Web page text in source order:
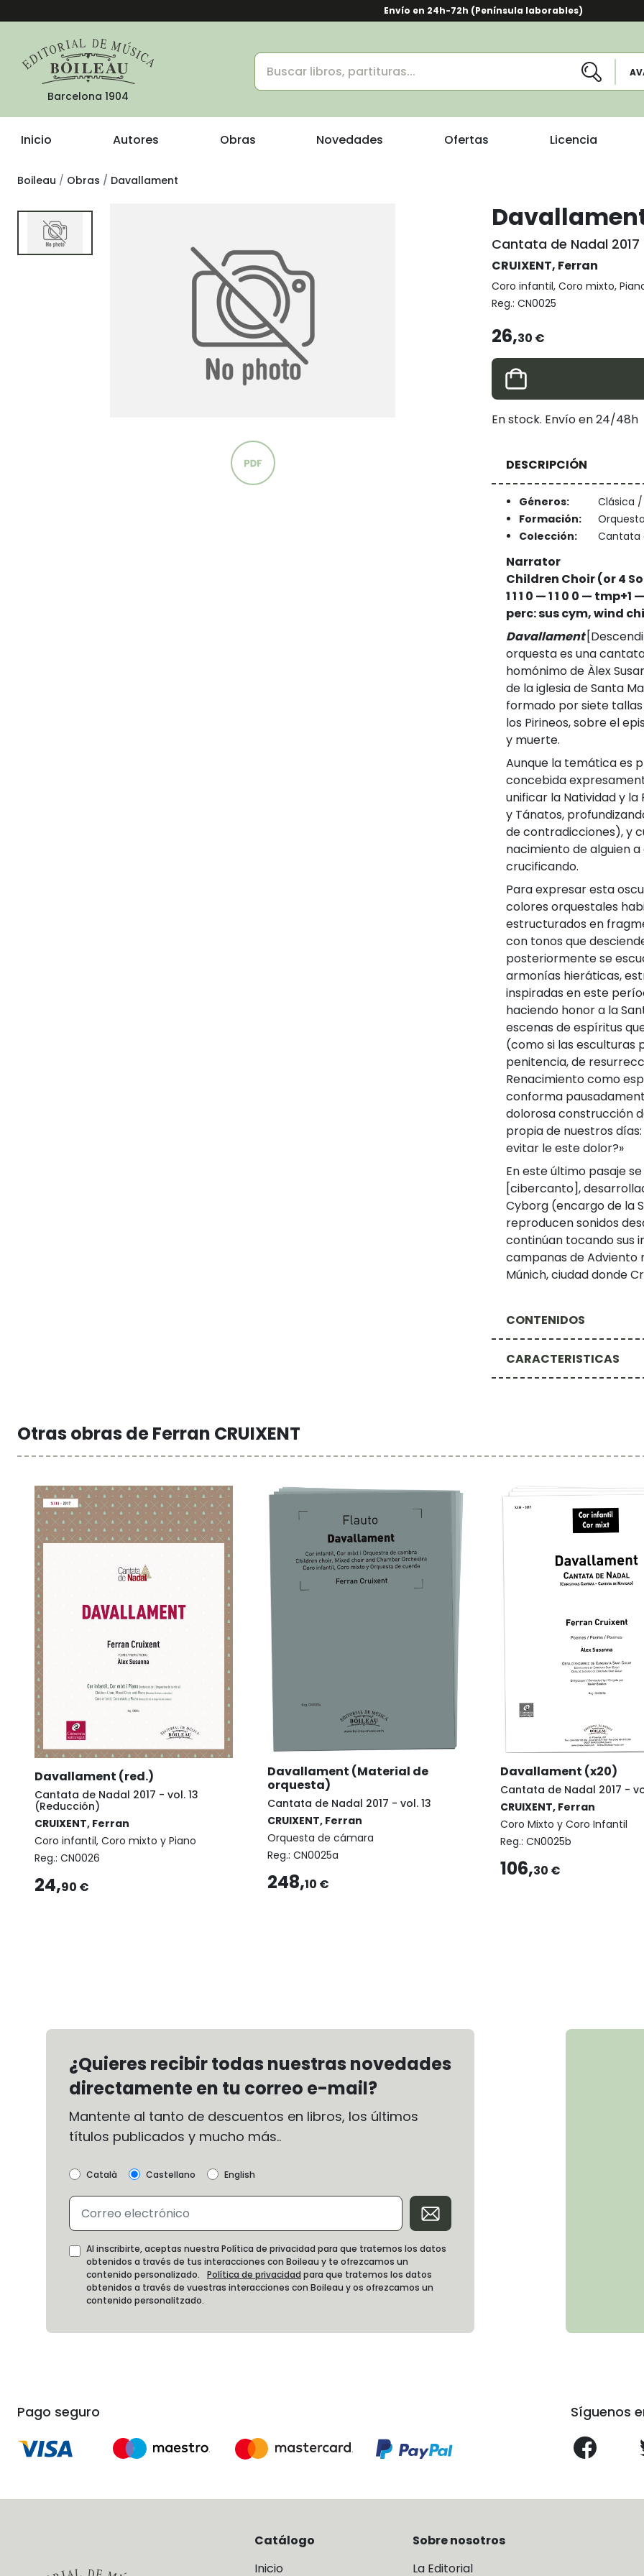
Envío en 24h-72h (Península laborables)
Barcelona 1904
Inicio Autores Obras Novedades Ofertas Licencia
Boileau Obras Davallament
Cantata de Nadal 2017
CRUIXENT, Ferran
Coro infantil, Coro mixto,
Reg.: CN0025
26,30 €
En stock. Envío en 24/48h
DESCRIPCIÓN
Géneros:
Clásica
Formación:
Colección:
Cantata
Narrator
Children Choir (or 4
1 1 1 0 — 1 1 0 0 —
perc: sus cym, wind
Davallament
orquesta es una
homónimo de Àlex
de la iglesia de Santa
formado por siete
los Pirineos, sobre el
y muerte.
Aunque la temática es
concebida
unificar la Natividad y la
y Tánatos,
de contradicciones), y
nacimiento de alguien
crucificando.
Para expresar esta
colores orquestales
estructurados en
con tonos que
posteriormente se
armonías hieráticas,
inspiradas en este
haciendo honor a la
escenas de espíritus
(como si las esculturas
penitencia, de
Renacimiento como
conforma
dolorosa construcción
propia de nuestros
evitar le este dolor?»
En este último pasaje
[cibercanto],
Cyborg (encargo de la
reproducen sonidos
continúan tocando sus
campanas de Adviento
Múnich, ciudad donde
CONTENIDOS
CARACTERISTICAS
Otras obras de Ferran CRUIXENT
Davallament (red.)
Cantata de Nadal 2017 - vol. 13
(Reducción)
CRUIXENT, Ferran
Coro infantil, Coro mixto y Piano
Reg.: CN0026
24,90 €
Davallament (Material de
orquesta)
Cantata de Nadal 2017 - vol. 13
CRUIXENT, Ferran
Orquesta de cámara
Reg.: CN0025a
248,10 €
Davallament (x20)
Cantata de Nadal 2017 -
CRUIXENT, Ferran
Coro Mixto y Coro Infantil
Reg.: CN0025b
106,30 €
¿Quieres recibir todas nuestras novedades
directamente en tu correo e-mail?
Mantente al tanto de descuentos en libros, los últimos
títulos publicados y mucho más..
Català Castellano English
Al inscribirte, aceptas nuestra Política de privacidad para que tratemos los datos
obtenidos a través de tus interacciones con Boileau y te ofrezcamos un
contenido personalizado. Política de privacidad para que tratemos los datos
obtenidos a través de vuestras interacciones con Boileau y os ofrezcamos un
contenido personalitzado.
Pago seguro Síguenos
Catálogo
Inicio
Sobre nosotros
La Editorial